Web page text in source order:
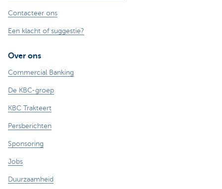
Contacteer ons
Een klacht of suggestie?
Over ons
Commercial Banking
De KBC-groep
KBC Trakteert
Persberichten
Sponsoring
Jobs
Duurzaamheid